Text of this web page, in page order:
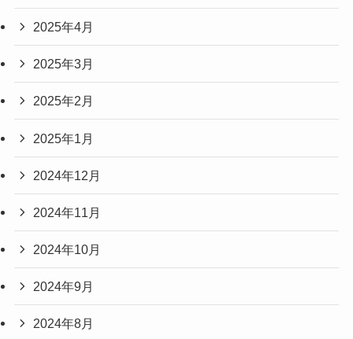
2025年4月
2025年3月
2025年2月
2025年1月
2024年12月
2024年11月
2024年10月
2024年9月
2024年8月